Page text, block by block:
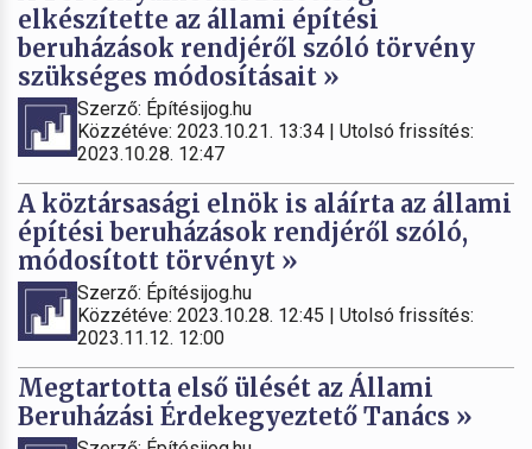
elkészítette az állami építési
beruházások rendjéről szóló törvény
szükséges módosításait »
Szerző: Építésijog.hu
Közzétéve: 2023.10.21. 13:34 | Utolsó frissítés:
2023.10.28. 12:47
A köztársasági elnök is aláírta az állami
építési beruházások rendjéről szóló,
módosított törvényt »
Szerző: Építésijog.hu
Közzétéve: 2023.10.28. 12:45 | Utolsó frissítés:
2023.11.12. 12:00
Megtartotta első ülését az Állami
Beruházási Érdekegyeztető Tanács »